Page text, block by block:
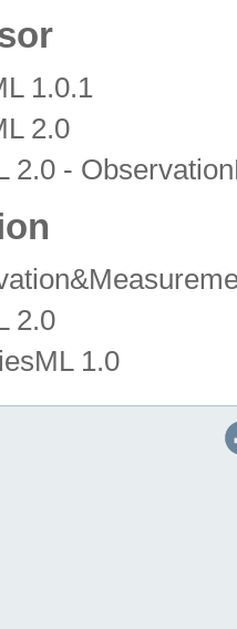
1.0.1
2.0
2.0 -
2.0
1.0